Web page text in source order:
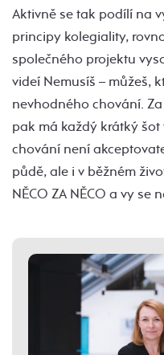
Aktivně se tak podílí na
principy kolegiality,
společného projektu
videí Nemusíš – můžeš,
nevhodného chování.
pak má každý krátký
chování není
půdě, ale i v běžném
NĚCO ZA NĚCO a vy se